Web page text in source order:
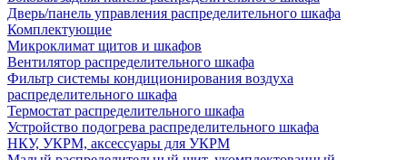
Дверь/панель управления распределительного шкафа
Комплектующие
Микроклимат щитов и шкафов
Вентилятор распределительного шкафа
Фильтр системы кондиционирования воздуха
распределительного шкафа
Термостат распределительного шкафа
Устройство подогрева распределительного шкафа
НКУ, УКРМ, аксессуары для УКРМ